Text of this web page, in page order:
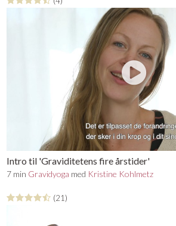
Intro til 'Graviditetens fire årstider'
7 min Gravidyoga med Kristine Kohlmetz
(21)